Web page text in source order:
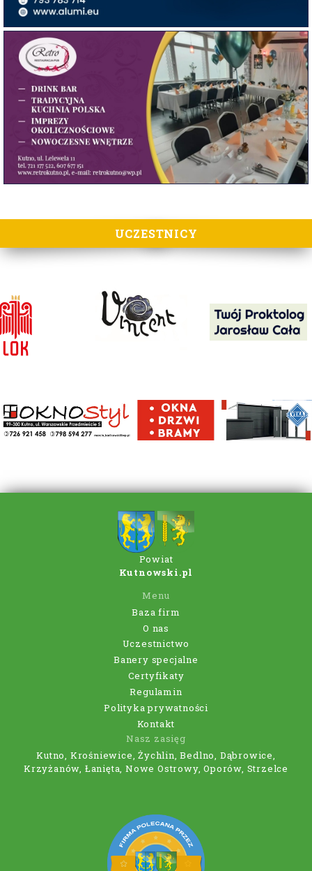
UCZESTNICY
Powiat
Kutnowski.pl
Menu
Baza firm
O nas
Uczestnictwo
Banery specjalne
Certyfikaty
Regulamin
Polityka prywatności
Kontakt
Nasz zasięg
Kutno, Krośniewice, Żychlin, Bedlno, Dąbrowice,
Krzyżanów, Łanięta, Nowe Ostrowy, Oporów, Strzelce